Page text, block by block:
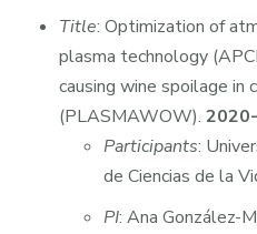
Title: Optimization of
plasma technology
causing wine spoilage
(PLASMAWOW).
Participants:
de Ciencias de la
PI: Ana González-